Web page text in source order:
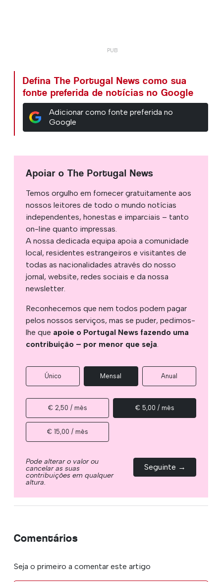
Defina The Portugal News como sua
fonte preferida de notícias no Google
Adicionar como fonte preferida no
Google
Apoiar o The Portugal News
Temos orgulho em fornecer gratuitamente aos
nossos leitores de todo o mundo notícias
independentes, honestas e imparciais – tanto
on-line quanto impressas.
A nossa dedicada equipa apoia a comunidade
local, residentes estrangeiros e visitantes de
todas as nacionalidades através do nosso
jornal, website, redes sociais e da nossa
newsletter.
Reconhecemos que nem todos podem pagar
pelos nossos serviços, mas se puder, pedimos-
lhe que apoie o Portugal News fazendo uma
contribuição – por menor que seja.
Único Mensal Anual
€ 2,50 / mês € 5,00 / mês
€ 15,00 / mês
Pode alterar o valor ou
cancelar as suas
contribuições em qualquer
altura.
Seguinte →
Comentários
Seja o primeiro a comentar este artigo